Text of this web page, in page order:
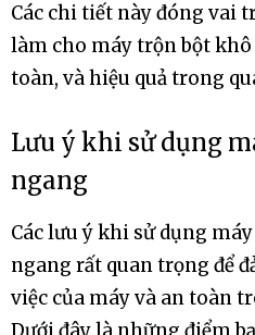
Các chi tiết này đóng vai
làm cho máy trộn bột
toàn, và hiệu quả trong
Lưu ý khi sử dụng
ngang
Các lưu ý khi sử dụng
ngang rất quan trọng để
việc của máy và an toàn